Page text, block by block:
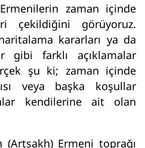
Ermenilerin zaman içinde
çekildiğini görüyoruz.
kararları ya da
gibi farklı açıklamalar
şu ki; zaman içinde
veya başka koşullar
kendilerine ait olan
(Artsakh) Ermeni toprağı